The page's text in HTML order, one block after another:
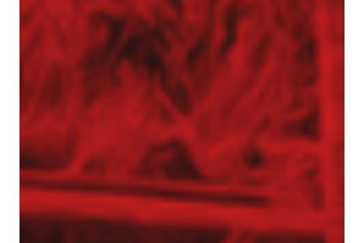
Realizacje z zakresu geotechniki
Referencje
Specjalista / Specjalistka ds. ofertowania
Start
Technologie
Usługi geotechniczne
Wzmacnianie gruntu i fundamentowanie
specjalne